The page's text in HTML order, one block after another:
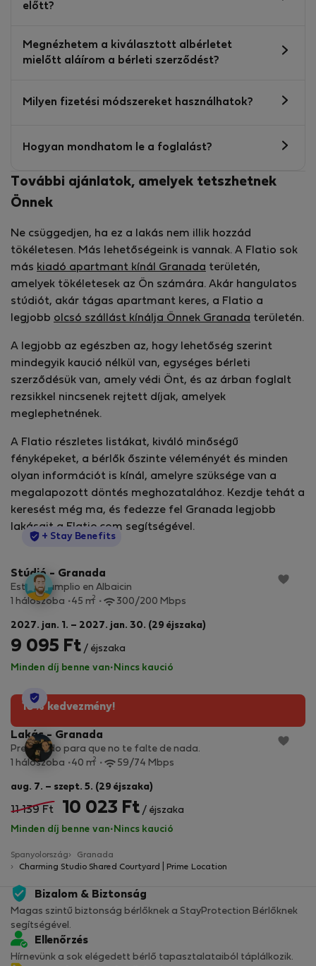
előtt?
Megnézhetem a kiválasztott albérletet
mielőtt aláírom a bérleti szerződést?
Milyen fizetési módszereket használhatok?
Hogyan mondhatom le a foglalást?
További ajánlatok, amelyek tetszhetnek
Önnek
Ne csüggedjen, ha ez a lakás nem illik hozzád
tökéletesen. Más lehetőségeink is vannak. A Flatio sok
más kiadó apartmant kínál Granada területén,
amelyek tökéletesek az Ön számára. Akár hangulatos
stúdiót, akár tágas apartmant keres, a Flatio a
legjobb olcsó szállást kínálja Önnek Granada területén.
A legjobb az egészben az, hogy lehetőség szerint
mindegyik kaució nélkül van, egységes bérleti
szerződésük van, amely védi Önt, és az árban foglalt
rezsikkel nincsenek rejtett díjak, amelyek
meglephetnének.
A Flatio részletes listákat, kiváló minőségű
fényképeket, a bérlők őszinte véleményét és minden
olyan információt is kínál, amelyre szüksége van a
megalapozott döntés meghozatalához. Kezdje tehát a
keresést még ma, és fedezze fel Granada legjobb
lakásait a Flatio.com segítségével.
StayProtection
+ Stay Benefits
Stúdió - Granada
Estudio amplio en Albaicin
1 hálószoba
45 m2 300/200 Mbps
2027. jan. 1. – 2027. jan. 30. (29 éjszaka)
9 095 Ft / éjszaka
Minden díj benne van· Nincs kaució
10% kedvezmény!
StayProtection
Lakás - Granada
Preparado para que no te falte de nada.
1 hálószoba
40 m2 59/74 Mbps
aug. 7. – szept. 5. (29 éjszaka)
11 139 Ft 10 023 Ft / éjszaka
Minden díj benne van· Nincs kaució
Spanyolország
Granada
Charming Studio Shared Courtyard | Prime Location
Bizalom & Biztonság
Magas szintű biztonság bérlőknek a StayProtection Bérlőknek
segítségével.
Ellenőrzés
Hírnevünk a sok elégedett bérlő tapasztalataiból táplálkozik.